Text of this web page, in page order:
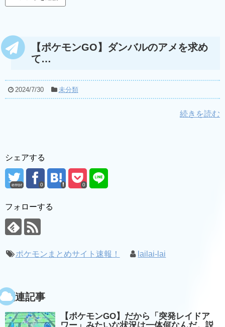
【ポケモンGO】ダンバルのアメを求め
て…
2024/7/30 未分類
続きを読む
シェアする
error 0 0
フォローする
ポケモンまとめサイト速報！ lailai-lai
関連記事
【ポケモンGO】だから「突発レイドア